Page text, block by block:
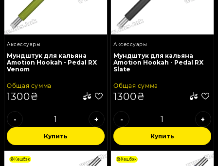
Аксессуары
Мундштук для кальяна
Amotion Hookah - Pedal RX
Venom
Общая сумма
1300₴
- +
Купить
Аксессуары
Мундштук для кальяна
Amotion Hookah - Pedal RX
Slate
Общая сумма
1300₴
- +
Купить
Кешбэк Кешбэк